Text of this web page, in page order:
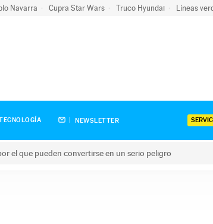
Navarra Cupra Star Wars Truco Hyundai Líneas
NEWSLETTER
el que pueden convertirse en un serio peligro